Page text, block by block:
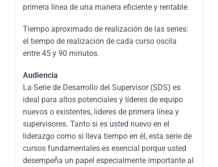
primera línea de una manera eficiente y rentable.
Tiempo aproximado de realización de las series:
el tiempo de realización de cada curso oscila
entre 45 y 90 minutos.
Audiencia
La Serie de Desarrollo del Supervisor (SDS) es
ideal para altos potenciales y líderes de equipo
nuevos o existentes, líderes de primera línea y
supervisores. Tanto si es usted nuevo en el
liderazgo como si lleva tiempo en él, esta serie de
cursos fundamentales es esencial porque usted
desempeña un papel especialmente importante al